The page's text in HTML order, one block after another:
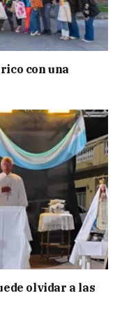
con una
olvidar a las